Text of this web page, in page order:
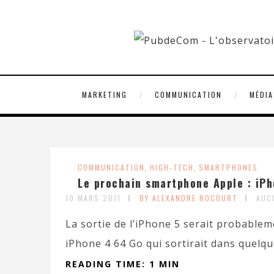
MARKETING COMMUNICATION
COMMUNICATION, HIGH-TECH, SMARTPHONES
Le prochain smartphone Apple :
10 MARS 2011 BY ALEXANDRE ROCOURT
La sortie de l’iPhone 5 serait
iPhone 4 64 Go qui sortirait dans
READING TIME: 1 MIN